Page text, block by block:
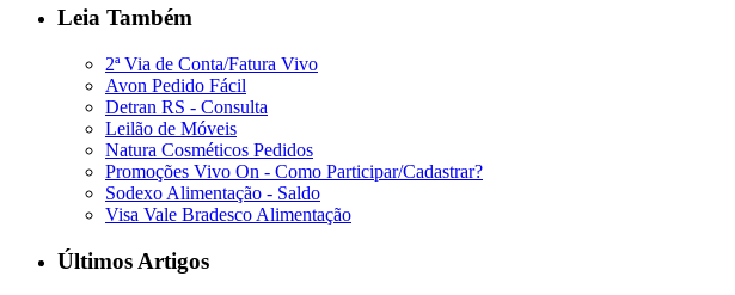
Leia Também
2ª Via de Conta/Fatura Vivo
Avon Pedido Fácil
Detran RS - Consulta
Leilão de Móveis
Natura Cosméticos Pedidos
Promoções Vivo On - Como Participar/Cadastrar?
Sodexo Alimentação - Saldo
Visa Vale Bradesco Alimentação
Últimos Artigos